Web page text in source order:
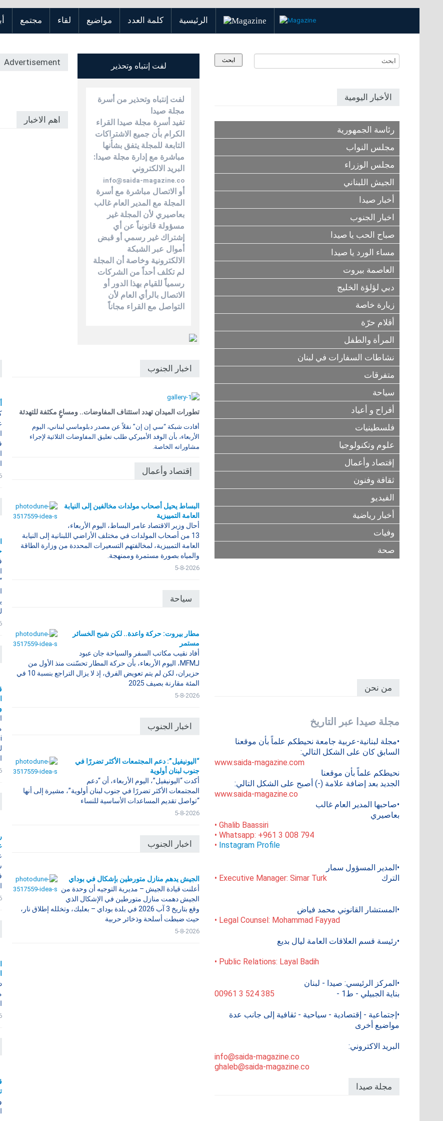
الرئيسية كلمة العدد مواضيع لقاء مجتمع
Advertisement
اهم الاخبار
لفت إنتباه وتحذير
لفت إنتباه وتحذير من أسرة
مجلة صيدا
تفيد أسرة مجلة صيدا القراء
الكرام بأن جميع الاشتراكات
التابعة للمجلة يتفق بشأنها
مباشرة مع إدارة مجلة صيدا:
البريد الالكتروني
info@saida-magazine.co
أو الاتصال مباشرة مع أسرة
المجلة مع المدير العام غالب
بعاصيري لأن المجلة غير
مسؤولة قانونياً عن أي
إشتراك غير رسمي أو قبض
أموال عبر الشبكة
الالكترونية وخاصة أن المجلة
لم تكلف أحداً من الشركات
رسمياً للقيام بهذا الدور أو
الاتصال بالرأي العام لأن
التواصل مع القراء مجاناً
اخبار الجنوب
تطورات الميدان تهدد استئناف المفاوضات.. ومساعٍ مكثفة للتهدئة
أفادت شبكة “سي إن إن” نقلاً عن مصدر دبلوماسي لبناني، اليوم
الأربعاء، بأن الوفد الأميركي طلب تعليق المفاوضات الثلاثية لإجراء
مشاوراته الخاصة.
إقتصاد وأعمال
البساط يحيل أصحاب مولدات مخالفين إلى النيابة
العامة التمييزية
أحال وزير الاقتصاد عامر البساط، اليوم الأربعاء،
13 من أصحاب المولدات في مختلف الأراضي اللبنانية إلى النيابة
العامة التمييزية، لمخالفتهم التسعيرات المحددة من وزارة الطاقة
والمياه بصورة مستمرة وممنهجة.
5-8-2026
سياحة
مطار بيروت: حركة واعدة.. لكن شبح الخسائر
مستمر
أفاد نقيب مكاتب السفر والسياحة جان عبود
لـMFM، اليوم الأربعاء، بأن حركة المطار تحسّنت منذ الأول من
حزيران، لكن لم يتم تعويض الفرق، إذ لا يزال التراجع بنسبة 10 في
المئة مقارنة بصيف 2025
5-8-2026
اخبار الجنوب
“اليونيفيل”: دعم المجتمعات الأكثر تضررًا في
جنوب لبنان أولوية
أكدت “اليونيفيل”، اليوم الأربعاء، أن “دعم
المجتمعات الأكثر تضررًا في جنوب لبنان أولوية”، مشيرة إلى أنها
“تواصل تقديم المساعدات الأساسية للنساء
5-8-2026
اخبار الجنوب
الجيش يدهم منازل متورطين بإشكال في بوداي
أعلنت قيادة الجيش – مديرية التوجيه أن وحدة من
الجيش دهمت منازل متورطين في الإشكال الذي
وقع بتاريخ 3 آب 2026 في بلدة بوداي – بعلبك، وتخلله إطلاق نار،
حيث ضبطت أسلحة وذخائر حربية
5-8-2026
الأخبار اليومية
رئاسة الجمهورية
مجلس النواب
مجلس الوزراء
الجيش اللبناني
أخبار صيدا
اخبار الجنوب
صباح الحب يا صيدا
مساء الورد يا صيدا
العاصمة بيروت
دبي لؤلؤة الخليج
زيارة خاصة
أقلام حرّة
المرأة والطفل
نشاطات السفارات في لبنان
متفرقات
سياحة
أفراح و أعياد
فلسطينيات
علوم وتكنولوجيا
إقتصاد وأعمال
ثقافة وفنون
الفيديو
أخبار رياضية
وفيات
صحة
من نحن
مجلة صيدا عبر التاريخ
•مجلة لبنانية-عربية جامعة نحيطكم علماً بأن موقعنا
السابق كان على الشكل التالي:
www.saida-magazine.com
نحيطكم علماً بأن موقعنا
الجديد بعد إضافة علامة (-) أصبح على الشكل التالي:
www.saida-magazine.co
•صاحبها المدير العام غالب
بعاصيري
• Ghalib Baassiri
• Whatsapp: +961 3 008 794
• Instagram Profile
•المدير المسؤول سمار
الترك
• Executive Manager: Simar Turk
•المستشار القانوني محمد فياض
• Legal Counsel: Mohammad Fayyad
•رئيسة قسم العلاقات العامة ليال بديع
• Public Relations: Layal Badih
•المركز الرئيسي: صيدا - لبنان
بناية الجبيلي - ط1 -
00961 3 524 385
•إجتماعية - إقتصادية - سياحية - ثقافية إلى جانب عدة
مواضيع أخرى
البريد الاكتروني:
info@saida-magazine.co
ghaleb@saida-magazine.co
مجلة صيدا